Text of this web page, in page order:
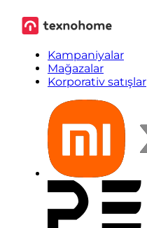
Kampaniyalar
Mağazalar
Korporativ satışlar